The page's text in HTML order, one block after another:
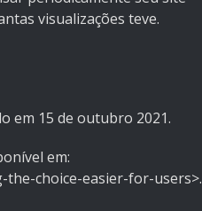
visualizações teve.
em 15 de outubro 2021.
em:
choice-easier-for-users>.